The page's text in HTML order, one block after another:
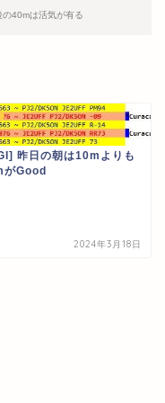
40mは活気が有る
昨日の朝は10mよりも
がGood
2024年3月18日